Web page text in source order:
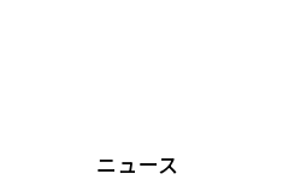
ニュース